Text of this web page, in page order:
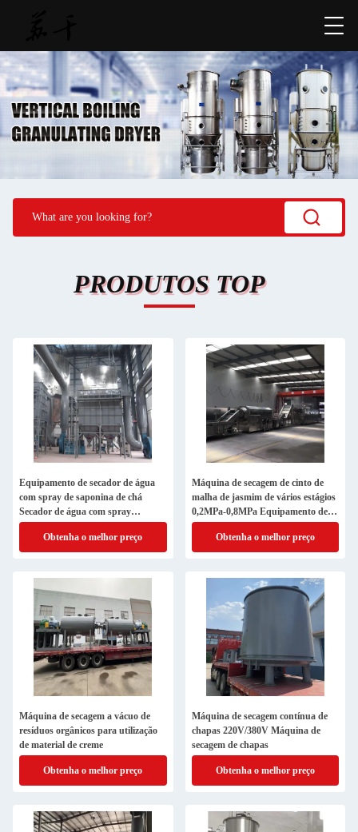
PRODUTOS TOP
Equipamento de secador de água
com spray de saponina de chá
Secador de água com spray
centrífugo utilizado na indústria
alimentarObtenha o melhor preço
Máquina de secagem de cinto de
malha de jasmim de vários estágios
0,2MPa-0,8MPa Equipamento de
secagem de cinto
Obtenha o melhor preço
Máquina de secagem a vácuo de
resíduos orgânicos para utilização
de material de creme
Obtenha o melhor preço
Máquina de secagem contínua de
chapas 220V/380V Máquina de
secagem de chapas
Obtenha o melhor preço